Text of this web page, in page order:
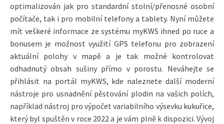
optimalizován jak pro standardní stolní/přenosné osobní
počítače, tak i pro mobilní telefony a tablety. Nyní můžete
mít veškeré informace ze systému myKWS ihned po ruce a
bonusem je možnost využití GPS telefonu pro zobrazení
aktuální polohy v mapě a je tak možné kontrolovat
odhadnutý obsah sušiny přímo v porostu. Neváhejte se
přihlásit na portál myKWS, kde naleznete další moderní
nástroje pro usnadnění pěstování plodin na vašich polích,
například nástroj pro výpočet variabilního výsev­ku kukuřice,
který byl spuštěn v roce 2022 a je vám plně k dispozici. Vývoj